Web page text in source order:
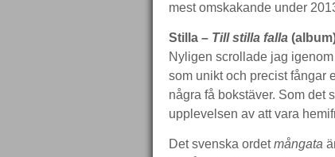
mest omskakande under
Stilla – Till stilla falla
Nyligen scrollade jag
som unikt och precist fångar
några få bokstäver. Som det
upplevelsen av att vara
Det svenska ordetmångata